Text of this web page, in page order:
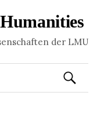
der LMU
Suchen
nach: